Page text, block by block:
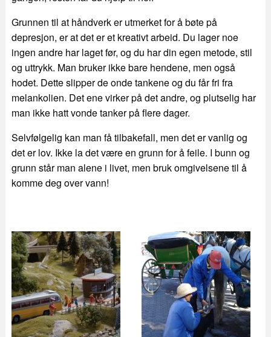
Grunnen til at håndverk er utmerket for å bøte på
depresjon, er at det er et kreativt arbeid. Du lager noe
ingen andre har laget før, og du har din egen metode, stil
og uttrykk. Man bruker ikke bare hendene, men også
hodet. Dette slipper de onde tankene og du får fri fra
melankolien. Det ene virker på det andre, og plutselig har
man ikke hatt vonde tanker på flere dager.
Selvfølgelig kan man få tilbakefall, men det er vanlig og
det er lov. Ikke la det være en grunn for å feile. I bunn og
grunn står man alene i livet, men bruk omgivelsene til å
komme deg over vann!